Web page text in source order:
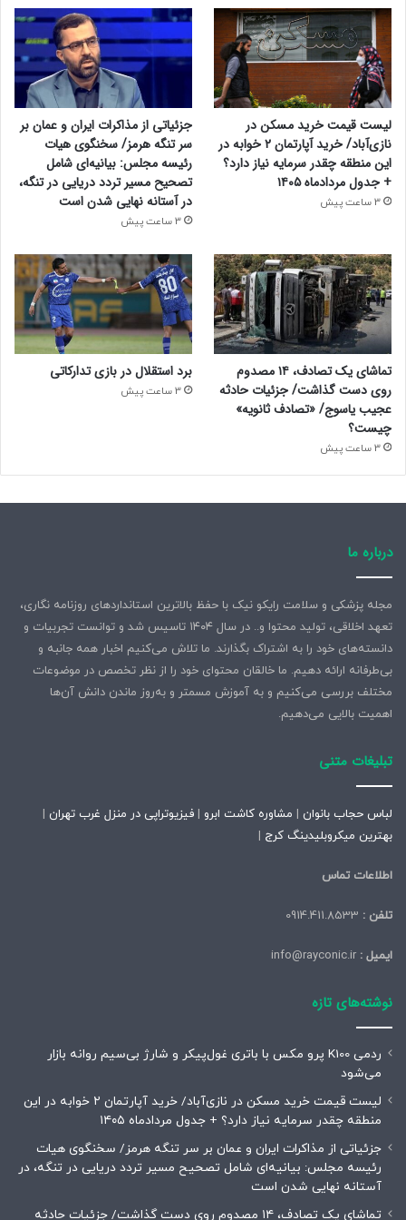
منبع
کپی لینک
لیست قیمت خرید مسکن در
نازی‌آباد/ خرید آپارتمان ۲ خوابه در
این منطقه چقدر سرمایه نیاز دارد؟
+ جدول مردادماه ۱۴۰۵
3 ساعت پیش
جزئیاتی از مذاکرات ایران و عمان بر
سر تنگه هرمز/ سخنگوی هیات
رئیسه مجلس: بیانیه‌ای شامل
تصحیح مسیر تردد دریایی در تنگه،
در آستانه نهایی شدن است
3 ساعت پیش
تماشای یک تصادف، ۱۴ مصدوم
روی دست گذاشت/ جزئیات حادثه
عجیب یاسوج/ «تصادف ثانویه»
چیست؟
3 ساعت پیش
برد استقلال در بازی تدارکاتی
3 ساعت پیش
درباره ما
مجله پزشکی و سلامت رایکو نیک با حفظ بالاترین استانداردهای روزنامه نگاری،
تعهد اخلاقی، تولید محتوا و.. در سال ۱۴۰۴ تاسیس شد و توانست تجربیات و
دانسته‌های خود را به اشتراک بگذارند. ما تلاش می‌کنیم اخبار همه جانبه و
بی‌طرفانه ارائه دهیم. ما خالقان محتوای خود را از نظر تخصص در موضوعات
مختلف بررسی می‌کنیم و به آموزش مسمتر و به‌روز ماندن دانش آن‌ها
اهمیت بالایی می‌دهیم.
تبلیغات متنی
لباس حجاب بانوان | مشاوره کاشت ابرو | فیزیوتراپی در منزل غرب تهران |
بهترین میکروبلیدینگ کرج |
اطلاعات تماس
تلفن :
ایمیل :
نوشته‌های تازه
ردمی K100 پرو مکس با باتری غول‌پیکر و شارژ بی‌سیم روانه بازار
می‌شود
لیست قیمت خرید مسکن در نازی‌آباد/ خرید آپارتمان ۲ خوابه در این
منطقه چقدر سرمایه نیاز دارد؟ + جدول مردادماه ۱۴۰۵
جزئیاتی از مذاکرات ایران و عمان بر سر تنگه هرمز/ سخنگوی هیات
رئیسه مجلس: بیانیه‌ای شامل تصحیح مسیر تردد دریایی در تنگه، در
آستانه نهایی شدن است
تماشای یک تصادف، ۱۴ مصدوم روی دست گذاشت/ جزئیات حادثه